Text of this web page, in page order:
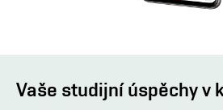
Vaše studijní úspěchy v